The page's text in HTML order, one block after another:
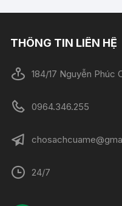
THÔNG TIN LIÊN HỆ
184/17 Nguyễn Phúc
0964.346.255
24/7